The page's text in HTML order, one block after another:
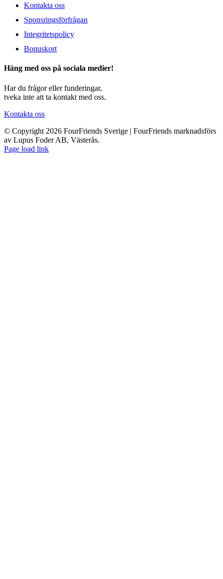
Kontakta oss
Sponsringsförfrågan
Integritetspolicy
Bonuskort
Häng med oss på sociala medier!
Har du frågor eller funderingar,
tveka inte att ta kontakt med oss.
Kontakta oss
© Copyright 2026 FourFriends Sverige | FourFriends marknadsförs
av Lupus Foder AB, Västerås.
Page load link